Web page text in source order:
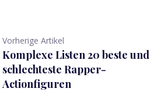
Vorherige Artikel
Komplexe Listen 20 beste und
schlechteste Rapper-
Actionfiguren